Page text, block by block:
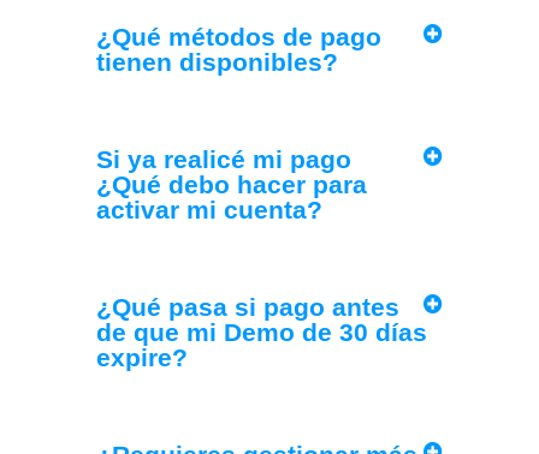
¿Qué métodos de pago
tienen disponibles?
Si ya realicé mi pago
¿Qué debo hacer para
activar mi cuenta?
¿Qué pasa si pago antes
de que mi Demo de 30 días
expire?